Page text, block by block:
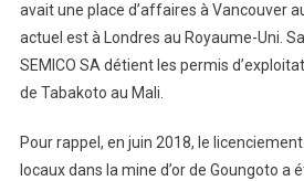
avait une place d’affaires à Vancouver
actuel est à Londres au Royaume-Uni.
SEMICO SA détient les permis
de Tabakoto au Mali.
Pour rappel, en juin 2018, le
locaux dans la mine d’or de Goungoto a